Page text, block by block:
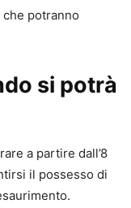
potranno
si potrà
a partire dall’8
il possesso di